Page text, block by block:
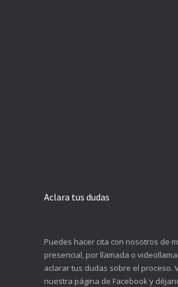
Aclara tus dudas
Puedes hacer cita con nosotros de
presencial, por llamada o
aclarar tus dudas sobre el proceso.
nuestra página de Facebook y